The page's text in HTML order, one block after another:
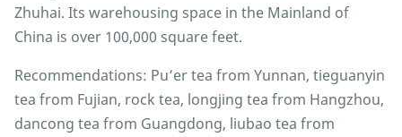
Zhuhai. Its warehousing space in the Mainland of
China is over 100,000 square feet.
Recommendations: Pu’er tea from Yunnan, tieguanyin
tea from Fujian, rock tea, longjing tea from Hangzhou,
dancong tea from Guangdong, liubao tea from